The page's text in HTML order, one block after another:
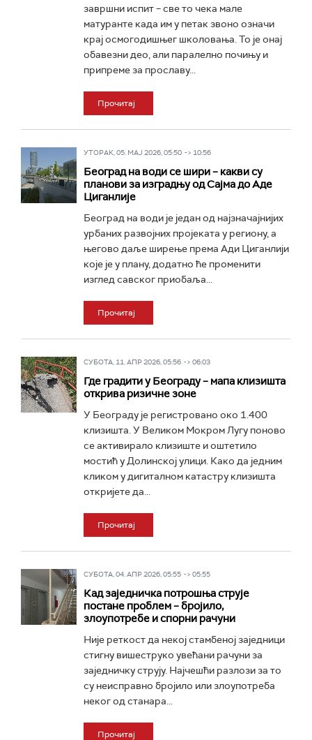
завршни испит – све то чека мале
матуранте када им у петак звоно означи
крај осмогодишњег школовања. То је онај
обавезни део, али паралелно почињу и
припреме за прославу...
Прочитај
УТОРАК, 05. МАЈ 2026, 05:50 -> 10:56
Београд на води се шири – какви су
планови за изградњу од Сајма до Аде
Циганлије
Београд на води је један од најзначајнијих
урбаних развојних пројеката у региону, а
његово даље ширење према Ади Циганлији
које је у плану, додатно ће променити
изглед савског приобаља...
Прочитај
СУБОТА, 11. АПР 2026, 05:56 -> 06:03
Где градити у Београду – мапа клизишта
открива ризичне зоне
У Београду је регистровано око 1.400
клизишта. У Великом Мокром Лугу поново
се активирало клизиште и оштетило
мостић у Долинској улици. Како да једним
кликом у дигиталном катастру клизишта
откријете да...
Прочитај
СУБОТА, 04. АПР 2026, 05:55 -> 05:55
Кад заједничка потрошња струје
постане проблем – бројило,
злоупотребе и спорни рачуни
Није реткост да некој стамбеној заједници
стигну вишеструко увећани рачуни за
заједничку струју. Најчешћи разлози за то
су неисправно бројило или злоупотреба
неког од станара...
Прочитај